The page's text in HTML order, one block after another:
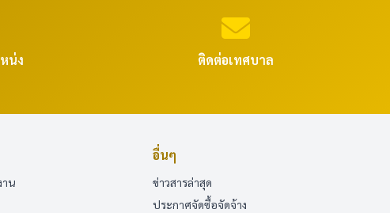
น่ง ติดต่อเทศบาล
าน
อื่นๆ
ข่าวสารล่าสุด
ประกาศจัดซื้อจัดจ้าง